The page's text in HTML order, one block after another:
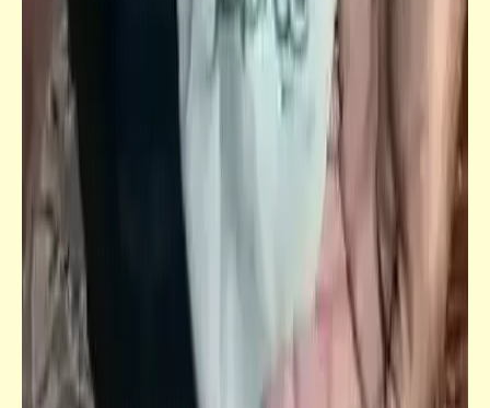
حكم
نصائح للناصح والمنصوح | صحصح وانصح
واتنصح (9)